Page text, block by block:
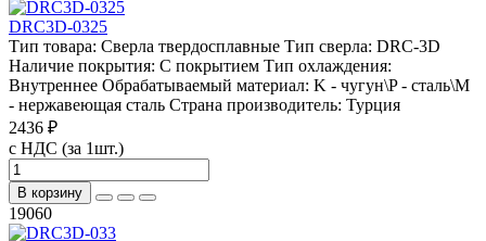
DRC3D-0325
Тип товара: Сверла твердосплавные Тип сверла: DRC-3D
Наличие покрытия: С покрытием Тип охлаждения:
Внутреннее Обрабатываемый материал: K - чугун\P - сталь\М
- нержавеющая сталь Страна производитель: Турция
2436 ₽
с НДС (за 1шт.)
В корзину
19060